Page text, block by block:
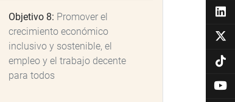
Objetivo 8: Promover el
crecimiento económico
inclusivo y sostenible, el
empleo y el trabajo decente
para todos